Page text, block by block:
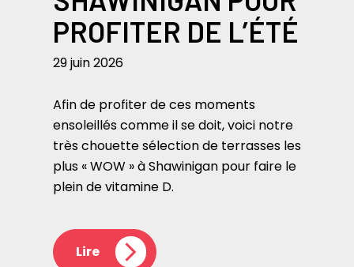
PROFITER DE L’ÉTÉ
29 juin 2026
Afin de profiter de ces moments
ensoleillés comme il se doit, voici notre
très chouette sélection de terrasses les
plus « WOW » à Shawinigan pour faire le
plein de vitamine D.
Lire